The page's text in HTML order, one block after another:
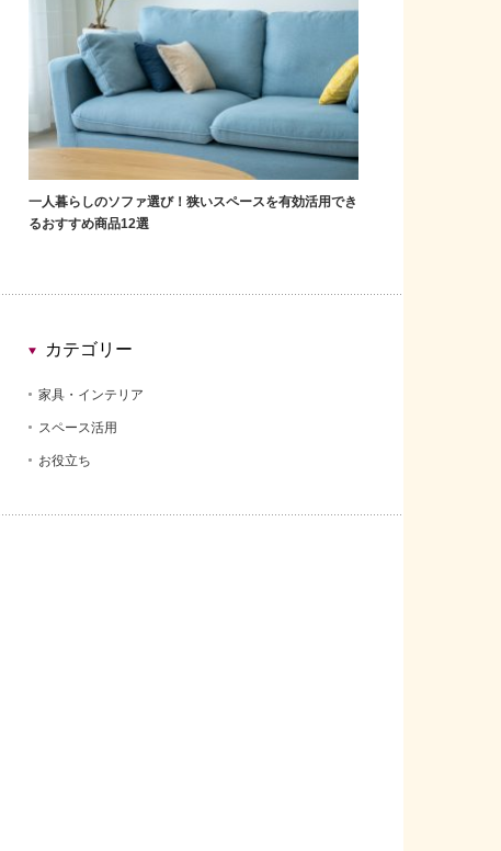
一人暮らしのソファ選び！狭いスペースを有効活用でき
るおすすめ商品12選
カテゴリー
家具・インテリア
スペース活用
お役立ち